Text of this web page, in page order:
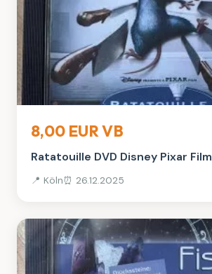
8,00 EUR VB
Ratatouille DVD Disney Pixar Film
📍 Köln⏰ 26.12.2025